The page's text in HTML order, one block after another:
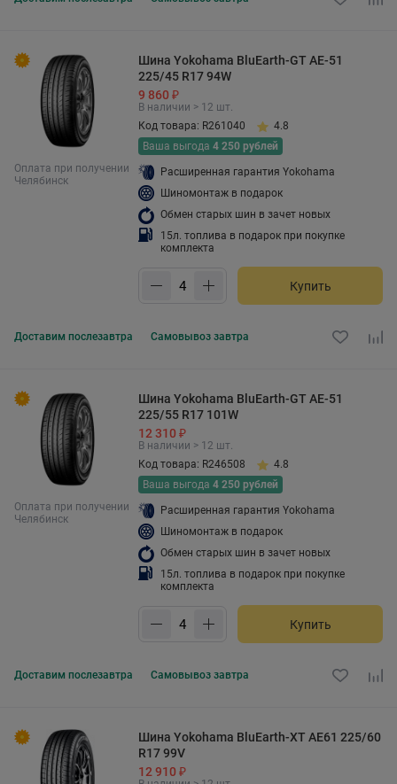
Оплата при получении
Челябинск
Шина Yokohama BluEarth-GT AE-51
225/45 R17 94W
9 860 ₽
В наличии > 12 шт.
Код товара: R261040
4.8
Ваша выгода 4 250 рублей
Расширенная гарантия Yokohama
Шиномонтаж в подарок
Обмен старых шин в зачет новых
15л. топлива в подарок при покупке
комплекта
Купить
Доставим послезавтра Самовывоз завтра
Оплата при получении
Челябинск
Шина Yokohama BluEarth-GT AE-51
225/55 R17 101W
12 310 ₽
В наличии > 12 шт.
Код товара: R246508
4.8
Ваша выгода 4 250 рублей
Расширенная гарантия Yokohama
Шиномонтаж в подарок
Обмен старых шин в зачет новых
15л. топлива в подарок при покупке
комплекта
Купить
Доставим послезавтра Самовывоз завтра
Шина Yokohama BluEarth-XT AE61 225/60
R17 99V
12 910 ₽